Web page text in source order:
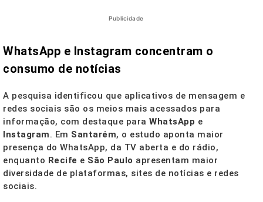
Publicidade
WhatsApp e Instagram concentram o
consumo de notícias
A pesquisa identificou que aplicativos de mensagem e
redes sociais são os meios mais acessados para
informação, com destaque para WhatsApp e
Instagram. Em Santarém, o estudo aponta maior
presença do WhatsApp, da TV aberta e do rádio,
enquanto Recife e São Paulo apresentam maior
diversidade de plataformas, sites de notícias e redes
sociais.